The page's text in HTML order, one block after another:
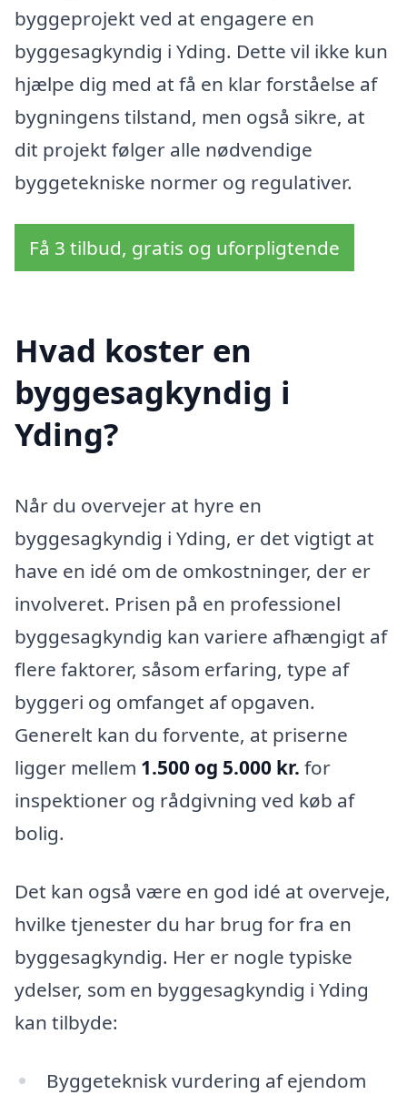
byggeprojekt ved at engagere en
byggesagkyndig i Yding. Dette vil ikke kun
hjælpe dig med at få en klar forståelse af
bygningens tilstand, men også sikre, at
dit projekt følger alle nødvendige
byggetekniske normer og regulativer.
Få 3 tilbud, gratis og uforpligtende
Hvad koster en
byggesagkyndig i
Yding?
Når du overvejer at hyre en
byggesagkyndig i Yding, er det vigtigt at
have en idé om de omkostninger, der er
involveret. Prisen på en professionel
byggesagkyndig kan variere afhængigt af
flere faktorer, såsom erfaring, type af
byggeri og omfanget af opgaven.
Generelt kan du forvente, at priserne
ligger mellem 1.500 og 5.000 kr. for
inspektioner og rådgivning ved køb af
bolig.
Det kan også være en god idé at overveje,
hvilke tjenester du har brug for fra en
byggesagkyndig. Her er nogle typiske
ydelser, som en byggesagkyndig i Yding
kan tilbyde:
Byggeteknisk vurdering af ejendom